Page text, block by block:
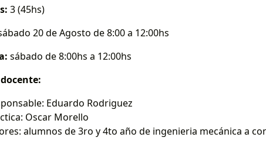
3 (45hs)
20 de Agosto de 8:00 a 12:00hs
sábado de 8:00hs a 12:00hs
Eduardo Rodriguez
Oscar Morello
alumnos de 3ro y 4to año de ingenieria mecánica a